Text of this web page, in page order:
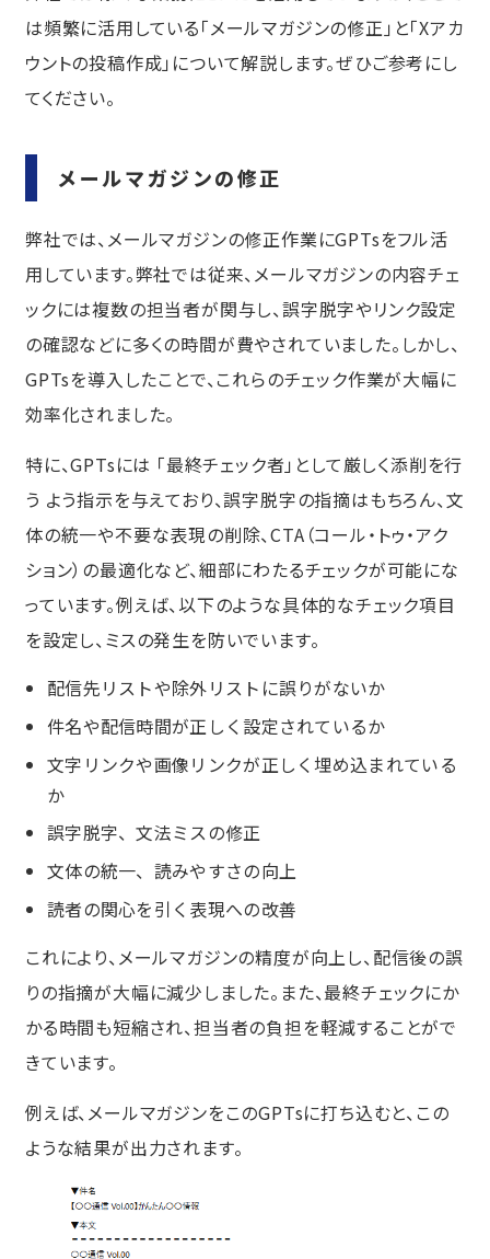
は頻繁に活用している「メールマガジンの修正」と「Xアカ
ウントの投稿作成」について解説します。ぜひご参考にし
てください。
メールマガジンの修正
弊社では、メールマガジンの修正作業にGPTsをフル活
用しています。弊社では従来、メールマガジンの内容チェ
ックには複数の担当者が関与し、誤字脱字やリンク設定
の確認などに多くの時間が費やされていました。しかし、
GPTsを導入したことで、これらのチェック作業が大幅に
効率化されました。
特に、GPTsには 「最終チェック者」として厳しく添削を行
う よう指示を与えており、誤字脱字の指摘はもちろん、文
体の統一や不要な表現の削除、CTA（コール・トゥ・アク
ション）の最適化など、細部にわたるチェックが可能にな
っています。例えば、以下のような具体的なチェック項目
を設定し、ミスの発生を防いでいます。
配信先リストや除外リストに誤りがないか
件名や配信時間が正しく設定されているか
文字リンクや画像リンクが正しく埋め込まれている
か
誤字脱字、文法ミスの修正
文体の統一、読みやすさの向上
読者の関心を引く表現への改善
これにより、メールマガジンの精度が向上し、配信後の誤
りの指摘が大幅に減少しました。また、最終チェックにか
かる時間も短縮され、担当者の負担を軽減することがで
きています。
例えば、メールマガジンをこのGPTsに打ち込むと、この
ような結果が出力されます。